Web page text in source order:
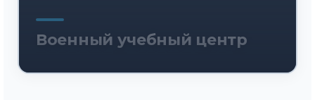
Военный учебный центр